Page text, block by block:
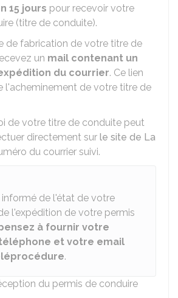
15 jours pour recevoir votre
(titre de conduite).
de fabrication de votre titre de
un mail contenant un
du courrier. Ce lien
l'acheminement de votre titre de
de votre titre de conduite peut
directement sur le site de La
du courrier suivi.
informé de l'état de votre
l'expédition de votre permis
à fournir votre
et votre email
.
du permis de conduire